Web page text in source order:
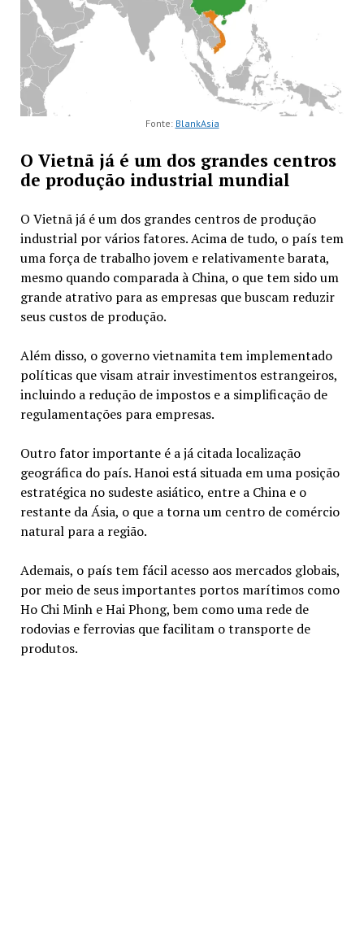
Fonte: BlankAsia
O Vietnã já é um dos grandes centros
de produção industrial mundial
O Vietnã já é um dos grandes centros de produção
industrial por vários fatores. Acima de tudo, o país tem
uma força de trabalho jovem e relativamente barata,
mesmo quando comparada à China, o que tem sido um
grande atrativo para as empresas que buscam reduzir
seus custos de produção.
Além disso, o governo vietnamita tem implementado
políticas que visam atrair investimentos estrangeiros,
incluindo a redução de impostos e a simplificação de
regulamentações para empresas.
Outro fator importante é a já citada localização
geográfica do país. Hanoi está situada em uma posição
estratégica no sudeste asiático, entre a China e o
restante da Ásia, o que a torna um centro de comércio
natural para a região.
Ademais, o país tem fácil acesso aos mercados globais,
por meio de seus importantes portos marítimos como
Ho Chi Minh e Hai Phong, bem como uma rede de
rodovias e ferrovias que facilitam o transporte de
produtos.